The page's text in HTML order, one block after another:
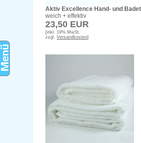
Aktiv Excellence Hand- und
weich + effektiv
23,50 EUR
[inkl. 19% MwSt.
zzgl.Versandkosten]